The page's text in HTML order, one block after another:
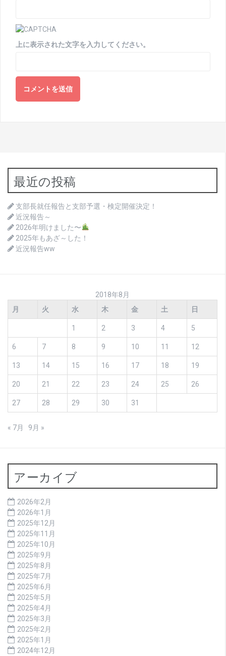
上に表示された文字を入力してください。
最近の投稿
支部長就任報告と支部予選・検定開催決定！
近況報告～
2026年明けました〜
2025年もあざ～した！
近況報告ww
2018年8月
月
火 水 木 金 土 日
1 2 3 4 5
6 7 8 9 10 11 12
13 14 15 16 17 18 19
20 21 22 23 24 25 26
27 28 29 30 31
« 7月 9月 »
アーカイブ
2026年2月
2026年1月
2025年12月
2025年11月
2025年10月
2025年9月
2025年8月
2025年7月
2025年6月
2025年5月
2025年4月
2025年3月
2025年2月
2025年1月
2024年12月